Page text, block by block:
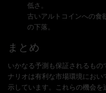
低さ。
古いアルトコインへの食
の下落。
まとめ
いかなる予測も保証されるも
ナリオは有利な市場環境にお
示しています。これらの機会